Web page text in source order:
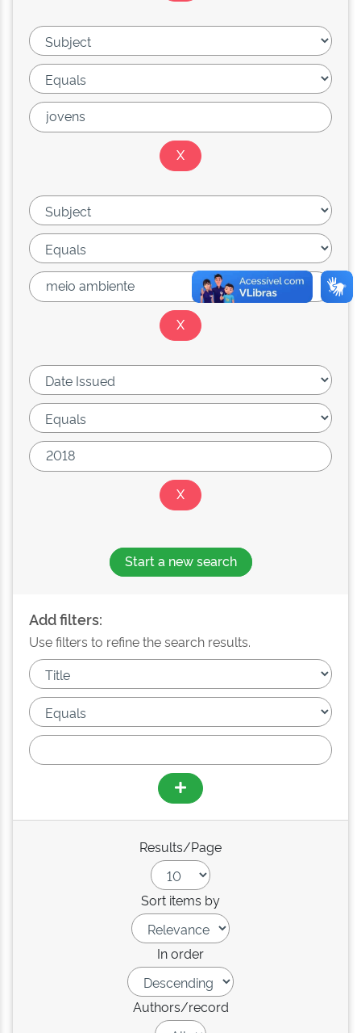
Start a new search
Add filters:
Use filters to refine the search results.
Results/Page
Sort items by
In order
Authors/record